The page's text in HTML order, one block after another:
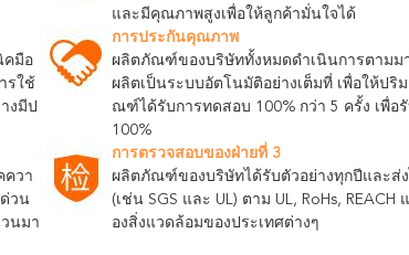
และมีคุณภาพสูงเพื่อให้ลูกค้ามั่นใจได้
คมือ
รใช้
งมีป
การประกันคุณภาพ
ผลิตภัณฑ์ของบริษัททั้งหมดดําเนินการตามมา
ผลิตเป็นระบบอัตโนมัติอย่างเต็มที่ เพื่อให้ป
ณฑ์ได้รับการทดสอบ 100% กว่า 5 ครั้ง เพื่
100%
ควา
วน
นมา
การตรวจสอบของฝ่ายที่ 3
ผลิตภัณฑ์ของบริษัทได้รับตัวอย่างทุกปีและส่
(เช่น SGS และ UL) ตาม UL, RoHs,
องสิ่งแวดล้อมของประเทศต่างๆ